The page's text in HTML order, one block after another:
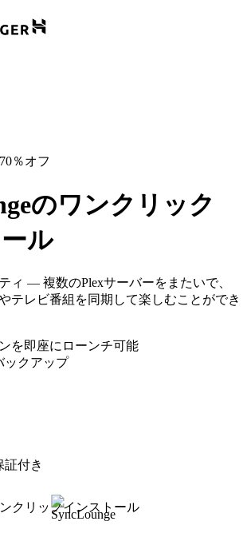
％オフ
のワンクリック
ル
ィ — 複数のPlexサーバーをまたいで、
テレビ番組を同期して楽しむことができ
を即座にローンチ可能
ックアップ
証付き